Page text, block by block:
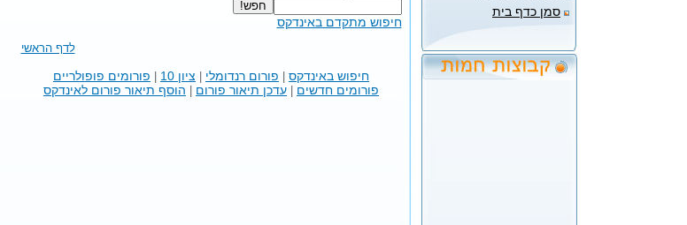
חיפוש מתקדם באינדקס
לדף הראשי
חיפוש באינדקס פורום רנדומלי ציון 10
פורומים פופולריים
פורומים חדשים
עדכן תיאור פורום הוסף תיאור פורום לאינדקס
סמן כדף בית